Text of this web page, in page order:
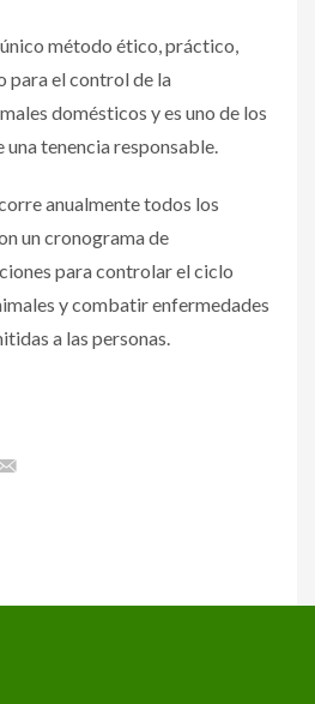
método ético, práctico,
para el control de la
domésticos y es uno de los
tenencia responsable.
anualmente todos los
un cronograma de
para controlar el ciclo
y combatir enfermedades
a las personas.